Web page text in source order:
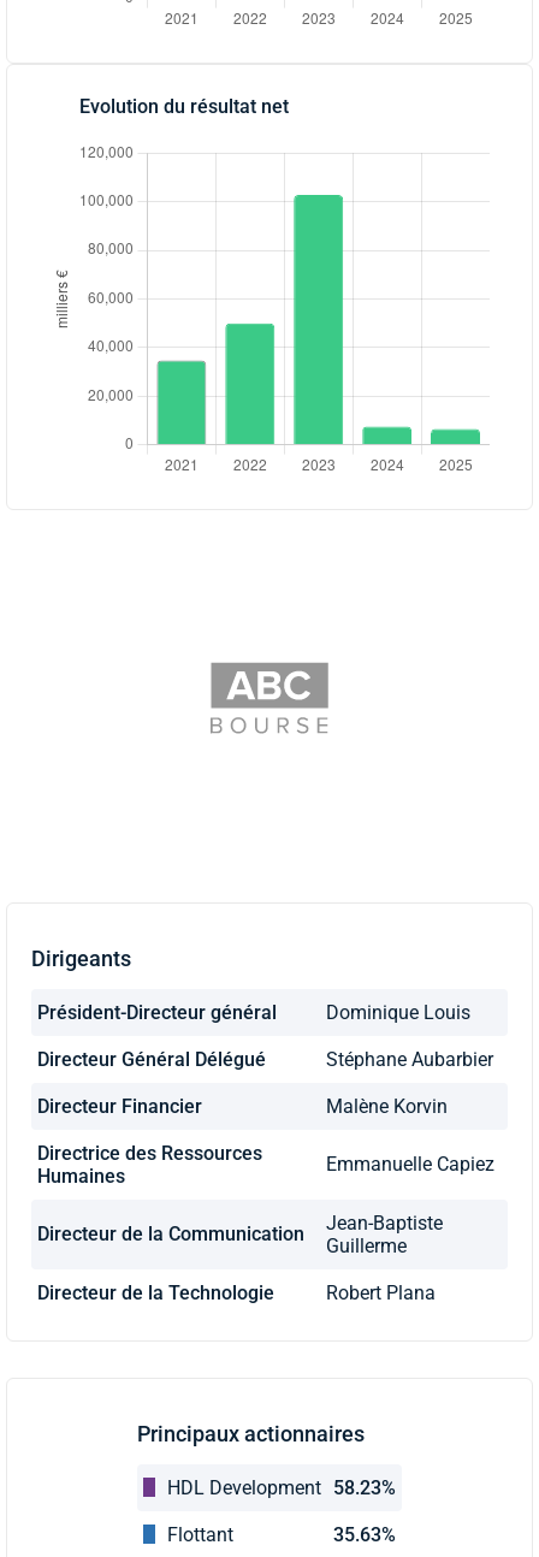
Evolution du résultat net
Dirigeants
Président-Directeur général Dominique Louis
Directeur Général Délégué Stéphane Aubarbier
Directeur Financier Malène Korvin
Directrice des Ressources
Humaines
Emmanuelle Capiez
Directeur de la Communication
Jean-Baptiste
Guillerme
Directeur de la Technologie Robert Plana
Principaux actionnaires
HDL Development 58.23%
Flottant 35.63%